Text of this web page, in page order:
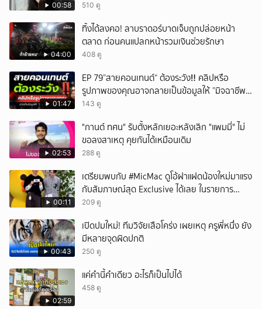
00:58 510 ดู
04:00
ทิ้งได้ลงคอ! ลาบราดอร์บาดเจ็บถูกปล่อยหน้า
ตลาด ก่อนคนแปลกหน้ารวมเงินช่วยรักษา
408 ดู
01:47
EP 79”สายคอนเทนต์“ ต้องระวัง‼️ คลิปหรือ
รูปภาพของคุณอาจกลายเป็นข้อมูลให้ ”มิจฉาชีพ“
นำไปใช้ได้
143 ดู
02:53
"กานต์ ทศน" รับตั้งหลักเยอะหลังเลิก "แพมมี่" ไม่
ขอลงสาเหตุ คุยกันได้เหมือนเดิม
288 ดู
00:11
เตรียมพบกับ #MicMac ดูโอ้ฝาแฝดน้องใหม่มาแรง
กับสัมภาษณ์สุด Exclusive ได้เลย ในรายการ
#POPCORNER เร็ว ๆ นี้
209 ดู
00:43
เปิดปมใหม่! ทีมวิจัยเสือโคร่ง เผยเหตุ ครูพี่หนึ่ง ยัง
มีหลายจุดผิดปกติ
250 ดู
02:59
แค่คำนี้คำเดียว อะไรก็เป็นไปได้
458 ดู